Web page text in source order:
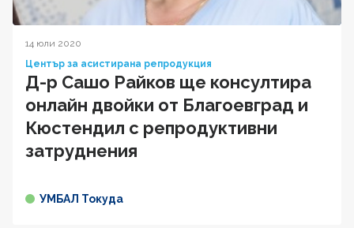
14 юли 2020
Център за асистирана репродукция
Д-р Сашо Райков ще консултира
онлайн двойки от Благоевград и
Кюстендил с репродуктивни
затруднения
УМБАЛ Токуда